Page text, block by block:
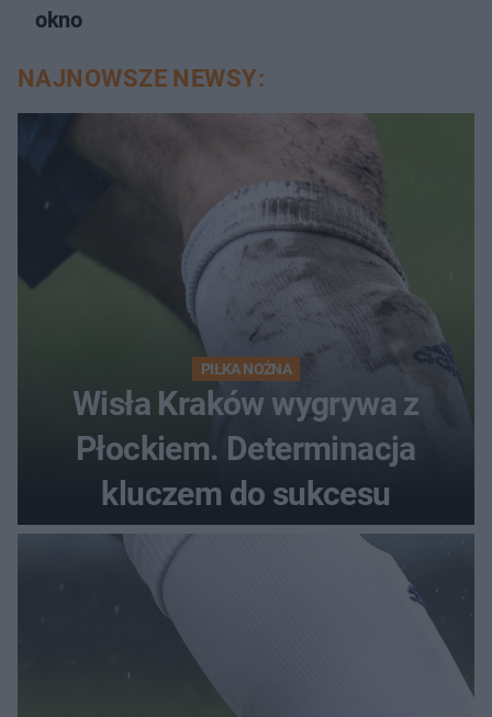
okno
NAJNOWSZE NEWSY:
PIŁKA NOŻNA
Wisła Kraków wygrywa z
Płockiem. Determinacja
kluczem do sukcesu